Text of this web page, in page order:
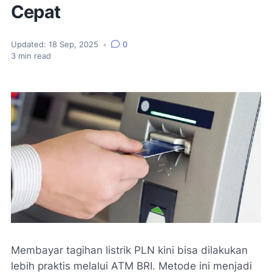
Cepat
Updated: 18 Sep, 2025 •
0
3 min read
Membayar tagihan listrik PLN kini bisa dilakukan
lebih praktis melalui ATM BRI. Metode ini menjadi